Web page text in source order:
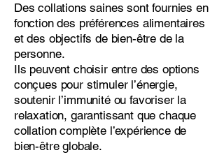
Des collations saines sont fournies en
fonction des préférences alimentaires
et des objectifs de bien-être de la
personne.
Ils peuvent choisir entre des options
conçues pour stimuler l’énergie,
soutenir l’immunité ou favoriser la
relaxation, garantissant que chaque
collation complète l’expérience de
bien-être globale.